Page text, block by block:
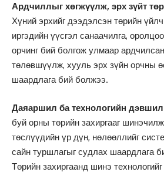
Ардчиллыг хөгжүүлж, эрх зүйт
Хүний эрхийг дээдэлсэн төрийн
иргэдийн үүсгэл санаачилга,
орчинг бий болгож улмаар ардчилсан
төлөвшүүлж, хууль эрх зүйн орчны
шаардлага бий болжээ.
Даяаршил ба технологийн
буй орны төрийн захиргааг
төслүүдийн үр дүн, нөлөөллийг
сайн туршлагыг судлах шаардлага
Төрийн захиргаанд шинэ